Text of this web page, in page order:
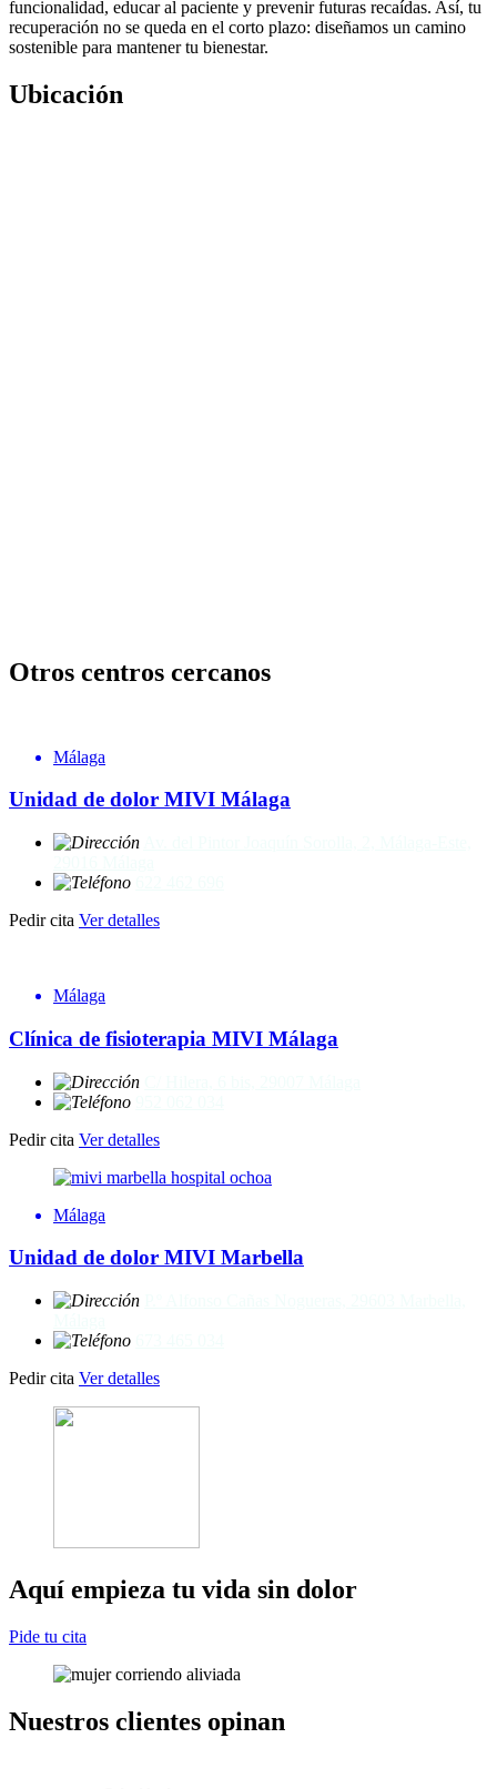
funcionalidad, educar al paciente y prevenir futuras recaídas. Así, tu
recuperación no se queda en el corto plazo: diseñamos un camino
sostenible para mantener tu bienestar.
Ubicación
Otros centros cercanos
Málaga
Unidad de dolor MIVI Málaga
Pedir cita Ver detalles
Málaga
Clínica de fisioterapia MIVI Málaga
Pedir cita Ver detalles
Málaga
Unidad de dolor MIVI Marbella
Pedir cita Ver detalles
Aquí empieza tu vida sin dolor
Pide tu cita
Nuestros clientes opinan